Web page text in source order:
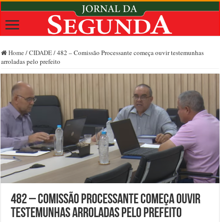
Home /CIDADE/482 – Comissão Processante começa ouvir testemunhas
arroladas pelo prefeito
482 – Comissão Processante começa ouvir
testemunhas arroladas pelo prefeito